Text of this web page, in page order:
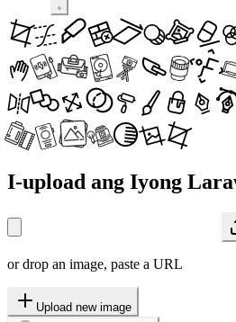
I-upload ang Iyong
or drop an image, paste a URL
Upload new image